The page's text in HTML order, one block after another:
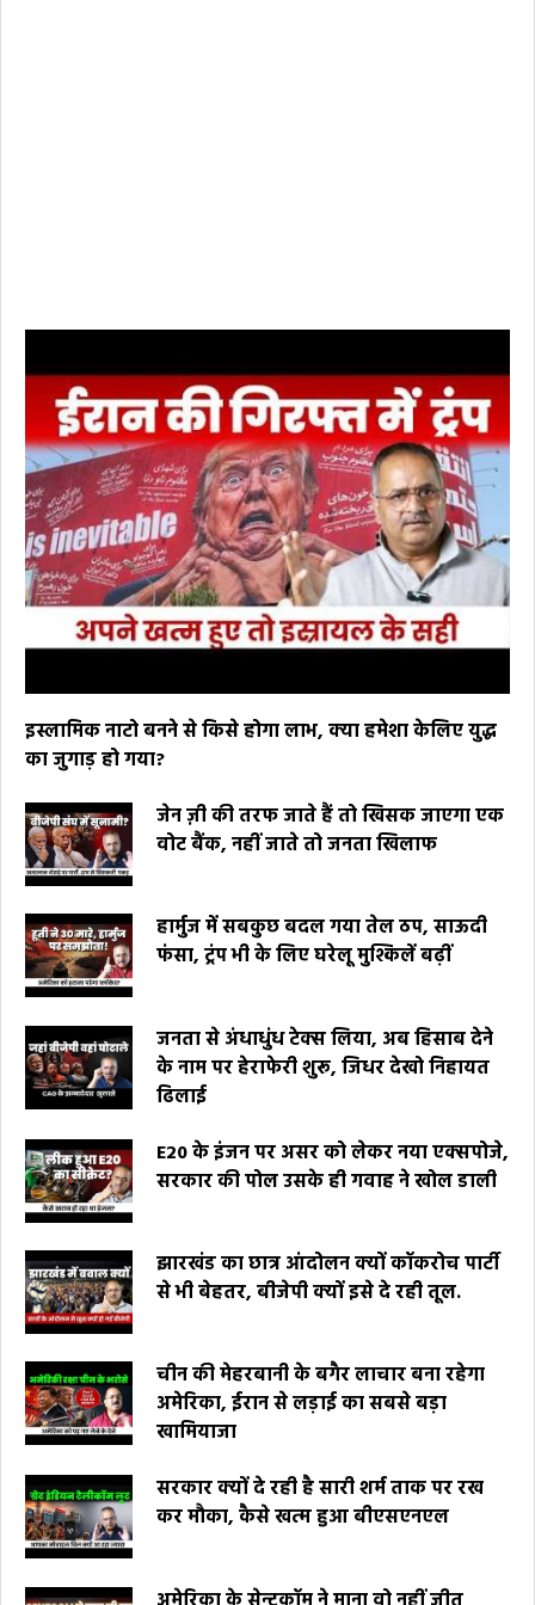
इस्लामिक नाटो बनने से किसे होगा लाभ, क्या हमेशा केलिए युद्ध
का जुगाड़ हो गया?
जेन ज़ी की तरफ जाते हैं तो खिसक जाएगा एक
वोट बैंक, नहीं जाते तो जनता खिलाफ
हार्मुज में सबकुछ बदल गया तेल ठप, साऊदी
फंसा, ट्रंप भी के लिए घरेलू मुश्किलें बढ़ीं
जनता से अंधाधुंध टेक्स लिया, अब हिसाब देने
के नाम पर हेराफेरी शुरू, जिधर देखो निहायत
ढिलाई
E20 के इंजन पर असर को लेकर नया एक्सपोजे,
सरकार की पोल उसके ही गवाह ने खोल डाली
झारखंड का छात्र आंदोलन क्यों कॉकरोच पार्टी
से भी बेहतर, बीजेपी क्यों इसे दे रही तूल.
चीन की मेहरबानी के बगैर लाचार बना रहेगा
अमेरिका, ईरान से लड़ाई का सबसे बड़ा
खामियाजा
सरकार क्यों दे रही है सारी शर्म ताक पर रख
कर मौका, कैसे खत्म हुआ बीएसएनएल